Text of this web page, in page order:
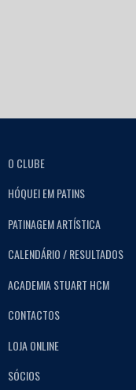
O CLUBE
HÓQUEI EM PATINS
PATINAGEM ARTÍSTICA
CALENDÁRIO / RESULTADOS
ACADEMIA STUART HCM
CONTACTOS
LOJA ONLINE
SÓCIOS